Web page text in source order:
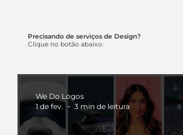
Precisando de serviços de Design?
Clique no botão abaixo:
We Do Logos
1 de fev.
3 min de leitura